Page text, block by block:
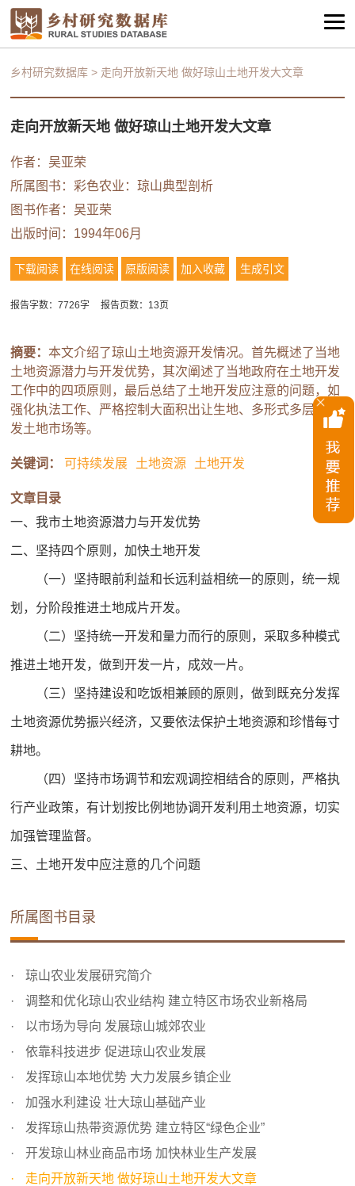
乡村研究数据库 > 走向开放新天地 做好琼山土地开发大文章
走向开放新天地 做好琼山土地开发大文章
作者：吴亚荣
所属图书： 彩色农业：琼山典型剖析
图书作者：吴亚荣
出版时间：1994年06月
下载阅读 在线阅读 原版阅读 加入收藏 生成引文
报告字数：7726字 报告页数：13页
摘要：本文介绍了琼山土地资源开发情况。首先概述了当地
土地资源潜力与开发优势，其次阐述了当地政府在土地开发
工作中的四项原则，最后总结了土地开发应注意的问题，如
强化执法工作、严格控制大面积出让生地、多形式多层次开
发土地市场等。
关键词： 可持续发展 土地资源 土地开发
文章目录
一、我市土地资源潜力与开发优势
二、坚持四个原则，加快土地开发
（一）坚持眼前利益和长远利益相统一的原则，统一规
划，分阶段推进土地成片开发。
（二）坚持统一开发和量力而行的原则，采取多种模式
推进土地开发，做到开发一片，成效一片。
（三）坚持建设和吃饭相兼顾的原则，做到既充分发挥
土地资源优势振兴经济，又要依法保护土地资源和珍惜每寸
耕地。
（四）坚持市场调节和宏观调控相结合的原则，严格执
行产业政策，有计划按比例地协调开发利用土地资源，切实
加强管理监督。
三、土地开发中应注意的几个问题
所属图书目录
琼山农业发展研究简介
调整和优化琼山农业结构 建立特区市场农业新格局
以市场为导向 发展琼山城郊农业
依靠科技进步 促进琼山农业发展
发挥琼山本地优势 大力发展乡镇企业
加强水利建设 壮大琼山基础产业
发挥琼山热带资源优势 建立特区“绿色企业”
开发琼山林业商品市场 加快林业生产发展
走向开放新天地 做好琼山土地开发大文章